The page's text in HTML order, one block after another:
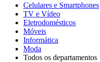
Celulares e Smartphones
TV e Vídeo
Eletrodomésticos
Móveis
Informática
Moda
Todos os departamentos